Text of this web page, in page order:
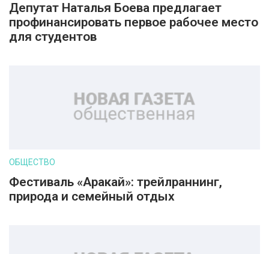
Депутат Наталья Боева предлагает
профинансировать первое рабочее место
для студентов
ОБЩЕСТВО
Фестиваль «Аракай»: трейлраннинг,
природа и семейный отдых